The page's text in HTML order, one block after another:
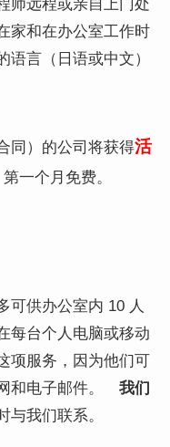
师远程或亲自上门处
家和在办公室工作时
言（日语或中文）
）的公司将获得活
第一个月免费。
供办公室内 10 人
每台个人电脑或移动
项服务，因为他们可
和电子邮件。 我们
与我们联系。